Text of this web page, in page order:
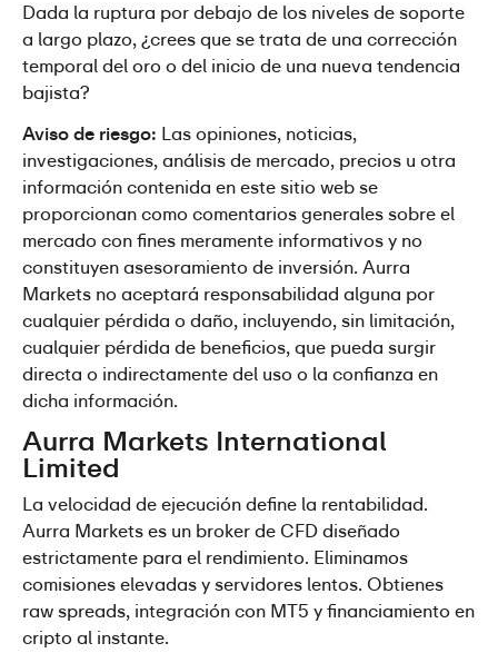
Dada la ruptura por debajo de los niveles de soporte
a largo plazo, ¿crees que se trata de una corrección
temporal del oro o del inicio de una nueva tendencia
bajista?
Aviso de riesgo: Las opiniones, noticias,
investigaciones, análisis de mercado, precios u otra
información contenida en este sitio web se
proporcionan como comentarios generales sobre el
mercado con fines meramente informativos y no
constituyen asesoramiento de inversión. Aurra
Markets no aceptará responsabilidad alguna por
cualquier pérdida o daño, incluyendo, sin limitación,
cualquier pérdida de beneficios, que pueda surgir
directa o indirectamente del uso o la confianza en
dicha información.
Aurra Markets International
Limited
La velocidad de ejecución define la rentabilidad.
Aurra Markets es un broker de CFD diseñado
estrictamente para el rendimiento. Eliminamos
comisiones elevadas y servidores lentos. Obtienes
raw spreads, integración con MT5 y financiamiento en
cripto al instante.